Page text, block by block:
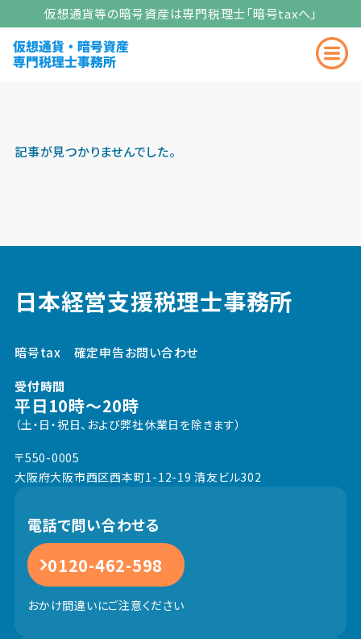
仮想通貨等の暗号資産は専門税理士「暗号taxへ」
NFTの税金・確定申告
「NFTの税金・確定申告」の記事一覧
記事が見つかりませんでした。
日本経営支援税理士事務所
暗号tax 確定申告お問い合わせ
受付時間
平日10時～20時
（土・日・祝日、および弊社休業日を除きます）
〒550-0005
大阪府大阪市西区西本町1-12-19 清友ビル302
電話で問い合わせる
0120-462-598
おかけ間違いにご注意ください